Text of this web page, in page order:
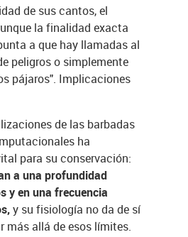
de sus cantos, el
la finalidad exacta
a que hay llamadas al
peligros o simplemente
pájaros". Implicaciones
de las barbadas
ha
para su conservación:
a una profundidad
y en una frecuencia
y su fisiología no da de sí
más allá de esos límites.